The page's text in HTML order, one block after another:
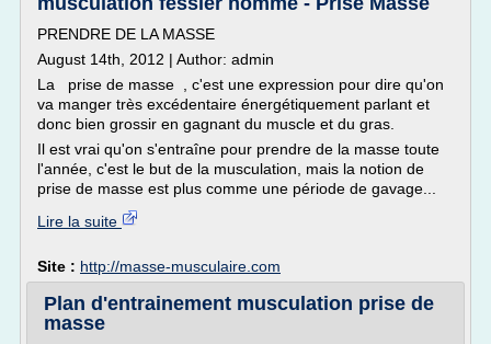
PRENDRE DE LA MASSE
August 14th, 2012 | Author: admin
La prise de masse , c'est une expression pour dire qu'on
va manger très excédentaire énergétiquement parlant et
donc bien grossir en gagnant du muscle et du gras.
Il est vrai qu'on s'entraîne pour prendre de la masse toute
l'année, c'est le but de la musculation, mais la notion de
prise de masse est plus comme une période de gavage...
Lire la suite
Site : http://masse-musculaire.com
Plan d'entrainement musculation prise de
masse